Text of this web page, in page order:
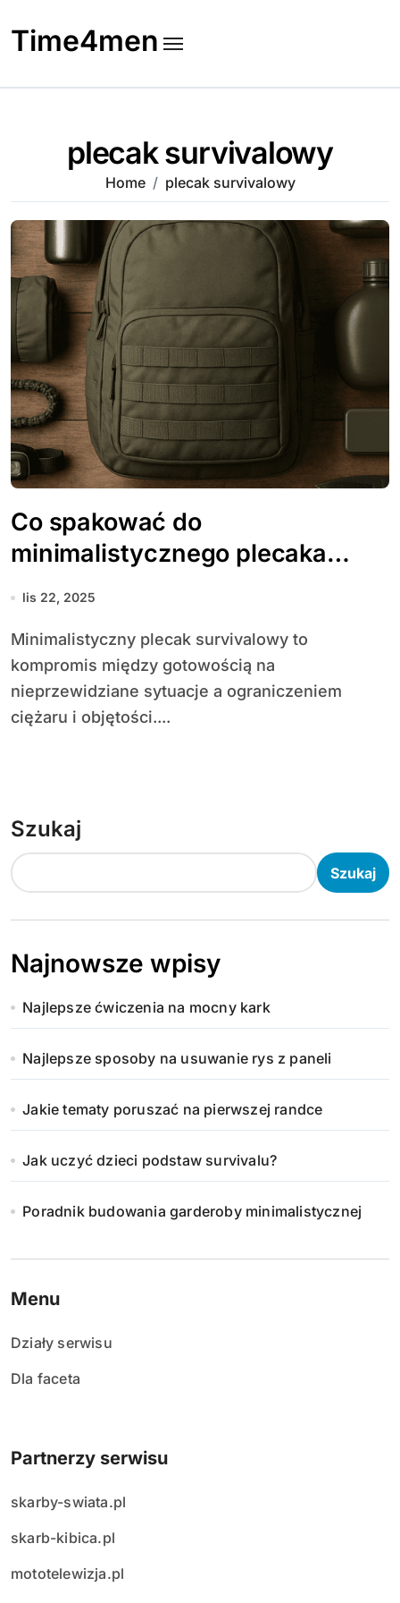
to
content
Time4men
plecak survivalowy
Home plecak survivalowy
Co spakować do
minimalistycznego plecaka
survivalowego
lis 22, 2025
Minimalistyczny plecak survivalowy to
kompromis między gotowością na
nieprzewidziane sytuacje a ograniczeniem
ciężaru i objętości....
Szukaj
Szukaj
Najnowsze wpisy
Najlepsze ćwiczenia na mocny kark
Najlepsze sposoby na usuwanie rys z paneli
Jakie tematy poruszać na pierwszej randce
Jak uczyć dzieci podstaw survivalu?
Poradnik budowania garderoby minimalistycznej
Menu
Działy serwisu
Dla faceta
Partnerzy serwisu
skarby-swiata.pl
skarb-kibica.pl
mototelewizja.pl